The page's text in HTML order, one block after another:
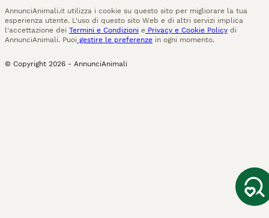
AnnunciAnimali.it utilizza i cookie su questo sito per migliorare la tua
esperienza utente. L'uso di questo sito Web e di altri servizi implica
l'accettazione dei Termini e Condizioni e Privacy e Cookie Policy di
AnnunciAnimali. Puoi gestire le preferenze in ogni momento.
© Copyright 2026 - AnnunciAnimali